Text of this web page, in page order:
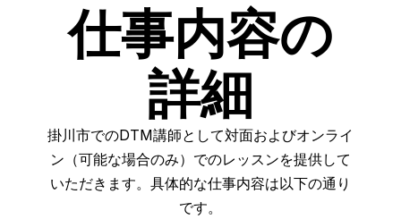
仕事内容の
詳細
掛川市でのDTM講師として対面およびオンライ
ン（可能な場合のみ）でのレッスンを提供して
いただきます。具体的な仕事内容は以下の通り
です。